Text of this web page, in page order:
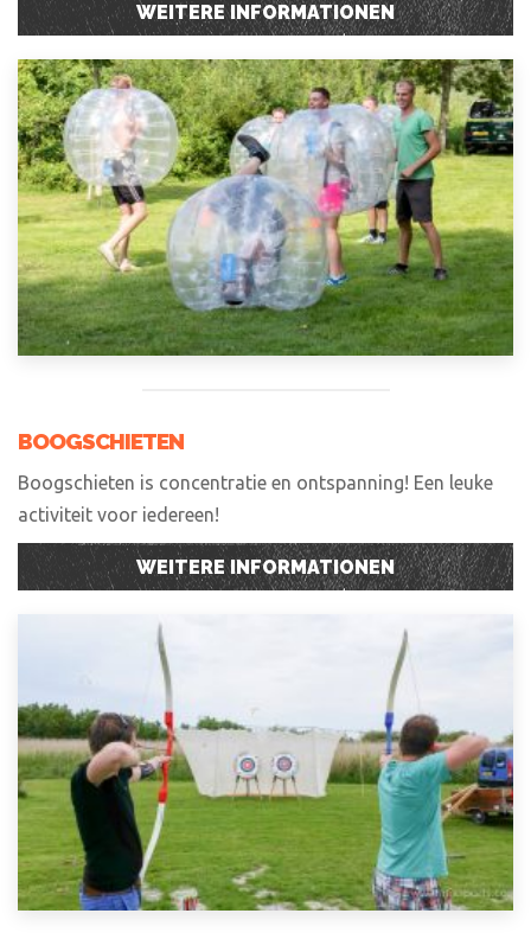
WEITERE INFORMATIONEN
BOOGSCHIETEN
Boogschieten is concentratie en ontspanning! Een leuke
activiteit voor iedereen!
WEITERE INFORMATIONEN